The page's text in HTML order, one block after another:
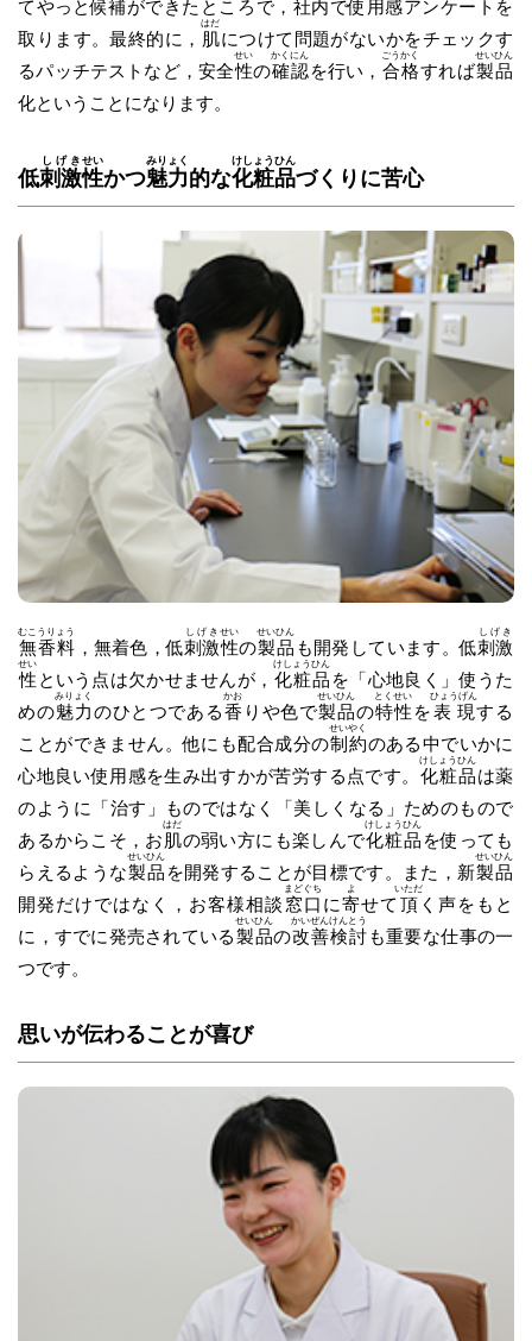
てやっと候補ができたところで，社内で使用感アンケートを
取ります。最終的に， 肌
はだ
につけて問題がないかをチェックす
るパッチテストなど，安全性
せい
の確認
かくにん
を行い， 合格
ごうかく
すれば製品
せいひん
化ということになります。
低刺激
しげき
性
せい
かつ魅力
みりょく
的な化粧品
けしょうひん
づくりに苦心
無香料
むこうりょう
，無着色，低刺激
しげき
性
せい
の製品
せいひん
も開発しています。低刺激
しげき
性
せい
という点は欠かせませんが， 化粧品
けしょうひん
を「心地良く」使うた
めの魅力
みりょく
のひとつである香
かお
りや色で製品
せいひん
の特性
とくせい
を表現
ひょうげん
する
ことができません。他にも配合成分の制約
せいやく
のある中でいかに
心地良い使用感を生み出すかが苦労する点です。 化粧品
けしょうひん
は薬
のように「治す」ものではなく「美しくなる」ためのもので
あるからこそ，お肌
はだ
の弱い方にも楽しんで化粧品
けしょうひん
を使っても
らえるような製品
せいひん
を開発することが目標です。また，新製品
せいひん
開発だけではなく，お客様相談 窓口
まどぐち
に寄
よ
せて 頂
いただ
く声をもと
に，すでに発売されている製品
せいひん
の改善
かいぜん
検討
けんとう
も重要な仕事の一
つです。
思いが伝わることが喜び